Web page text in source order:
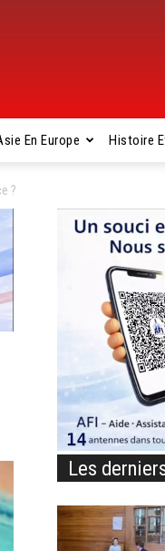
En Europe Histoire
?
Les